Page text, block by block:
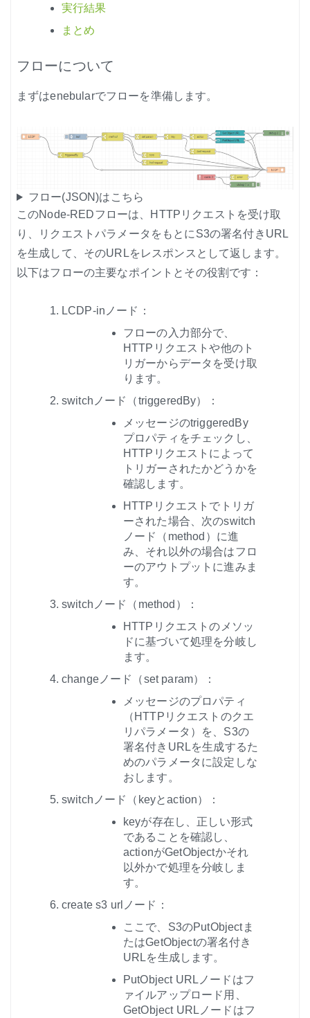
Node-RED にゅーびーず
サンプル集
環境センサーを使った空間の可視化
実行結果
まとめ
フローについて
まずはenebularでフローを準備します。
フロー(JSON)はこちら
このNode-REDフローは、HTTPリクエストを受け取
り、リクエストパラメータをもとにS3の署名付きURL
を生成して、そのURLをレスポンスとして返します。
以下はフローの主要なポイントとその役割です：
LCDP-inノード：
フローの入力部分で、
HTTPリクエストや他のト
リガーからデータを受け取
ります。
switchノード（triggeredBy）：
メッセージのtriggeredBy
プロパティをチェックし、
HTTPリクエストによって
トリガーされたかどうかを
確認します。
HTTPリクエストでトリガ
ーされた場合、次のswitch
ノード（method）に進
み、それ以外の場合はフロ
ーのアウトプットに進みま
す。
switchノード（method）：
HTTPリクエストのメソッ
ドに基づいて処理を分岐し
ます。
changeノード（set param）：
メッセージのプロパティ
（HTTPリクエストのクエ
リパラメータ）を、S3の
署名付きURLを生成するた
めのパラメータに設定しな
おします。
switchノード（keyとaction）：
keyが存在し、正しい形式
であることを確認し、
actionがGetObjectかそれ
以外かで処理を分岐しま
す。
create s3 urlノード：
ここで、S3のPutObjectま
たはGetObjectの署名付き
URLを生成します。
PutObject URLノードはフ
ァイルアップロード用、
GetObject URLノードはフ